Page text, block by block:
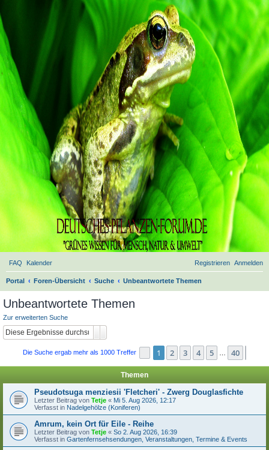
FAQ Kalender Anmelden
Registrieren
Portal Foren-Übersicht Suche Unbeantwortete Themen
Unbeantwortete Themen
Zur erweiterten Suche
Die Suche ergab mehr als 1000 Treffer Seite 1von 40
1 2 3 4 5 40
Themen
Pseudotsuga menziesii 'Fletcheri' - Zwerg Douglasfichte
Letzter Beitrag von Tetje « Mi 5. Aug 2026, 12:17
Verfasst in Nadelgehölze (Koniferen)
Amrum, kein Ort für Eile - Reihe
Letzter Beitrag von Tetje « So 2. Aug 2026, 16:39
Verfasst in Gartenfernsehsendungen, Veranstaltungen, Termine & Events